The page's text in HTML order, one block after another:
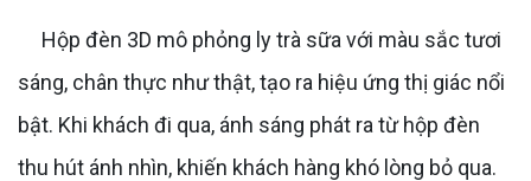
Hộp đèn 3D mô phỏng ly trà sữa với màu sắc tươi
sáng, chân thực như thật, tạo ra hiệu ứng thị giác nổi
bật. Khi khách đi qua, ánh sáng phát ra từ hộp đèn
thu hút ánh nhìn, khiến khách hàng khó lòng bỏ qua.